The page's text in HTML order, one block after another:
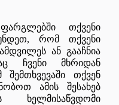
თქვენი
რომ თქვენი
ან გააჩნია
ჩვენი მხრიდან
შემთხვევაში თქვენ
ამის შესახებ
ხელმისაწვდომი